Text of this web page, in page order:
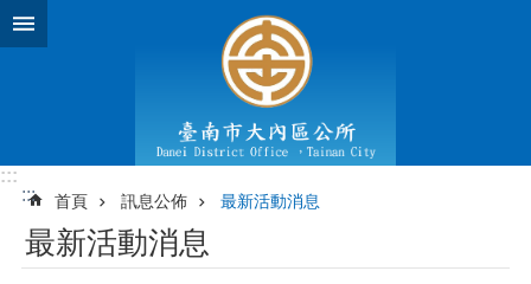
跳到主要內容區塊
:::
:::
首頁 訊息公佈 最新活動消息
最新活動消息